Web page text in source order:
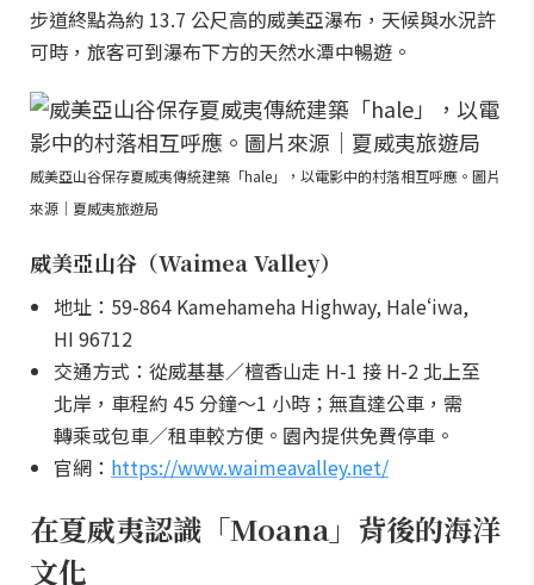
步道終點為約 13.7 公尺高的威美亞瀑布，天候與水況許
可時，旅客可到瀑布下方的天然水潭中暢遊。
威美亞山谷保存夏威夷傳統建築「hale」，以電影中的村落相互呼應。圖片
來源｜夏威夷旅遊局
威美亞山谷（Waimea Valley）
地址：59-864 Kamehameha Highway, Haleʻiwa,
HI 96712
交通方式：從威基基／檀香山走 H-1 接 H-2 北上至
北岸，車程約 45 分鐘～1 小時；無直達公車，需
轉乘或包車／租車較方便。園內提供免費停車。
官網： https://www.waimeavalley.net/
在夏威夷認識「Moana」背後的海洋
文化